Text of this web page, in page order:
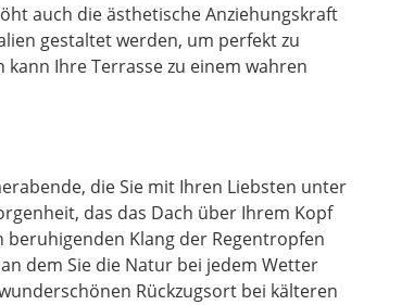
auch die ästhetische Anziehungskraft
gestaltet werden, um perfekt zu
Ihre Terrasse zu einem wahren
die Sie mit Ihren Liebsten unter
das das Dach über Ihrem Kopf
Klang der Regentropfen
dem Sie die Natur bei jedem Wetter
Rückzugsort bei kälteren